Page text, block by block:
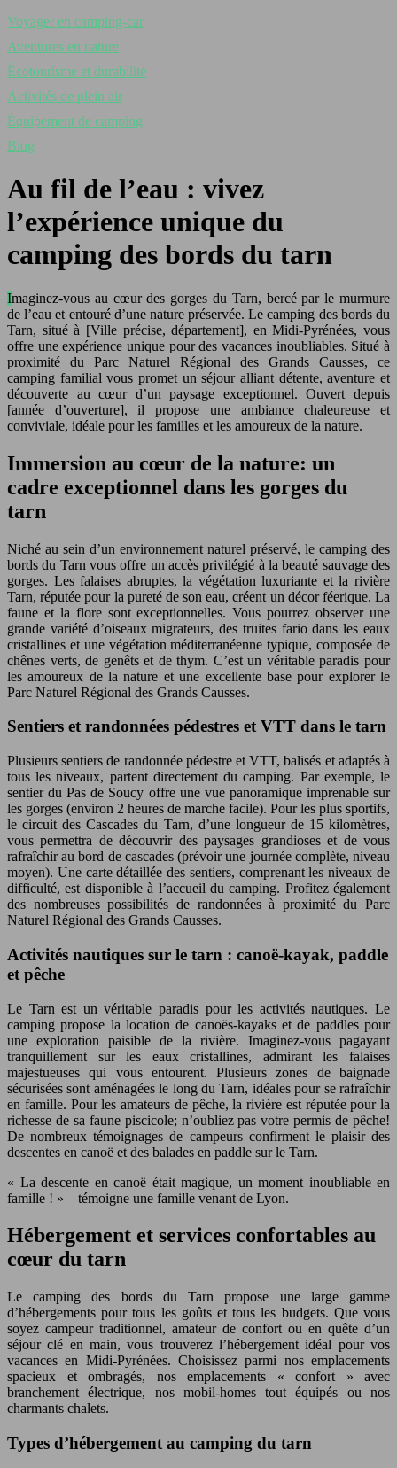
Voyager en camping-car
Aventures en nature
Écotourisme et durabilité
Activités de plein air
Équipement de camping
Blog
Au fil de l’eau : vivez
l’expérience unique du
camping des bords du tarn
Imaginez-vous au cœur des gorges du Tarn, bercé par le murmure
de l’eau et entouré d’une nature préservée. Le camping des bords du
Tarn, situé à [Ville précise, département], en Midi-Pyrénées, vous
offre une expérience unique pour des vacances inoubliables. Situé à
proximité du Parc Naturel Régional des Grands Causses, ce
camping familial vous promet un séjour alliant détente, aventure et
découverte au cœur d’un paysage exceptionnel. Ouvert depuis
[année d’ouverture], il propose une ambiance chaleureuse et
conviviale, idéale pour les familles et les amoureux de la nature.
Immersion au cœur de la nature: un
cadre exceptionnel dans les gorges du
tarn
Niché au sein d’un environnement naturel préservé, le camping des
bords du Tarn vous offre un accès privilégié à la beauté sauvage des
gorges. Les falaises abruptes, la végétation luxuriante et la rivière
Tarn, réputée pour la pureté de son eau, créent un décor féerique. La
faune et la flore sont exceptionnelles. Vous pourrez observer une
grande variété d’oiseaux migrateurs, des truites fario dans les eaux
cristallines et une végétation méditerranéenne typique, composée de
chênes verts, de genêts et de thym. C’est un véritable paradis pour
les amoureux de la nature et une excellente base pour explorer le
Parc Naturel Régional des Grands Causses.
Sentiers et randonnées pédestres et VTT dans le tarn
Plusieurs sentiers de randonnée pédestre et VTT, balisés et adaptés à
tous les niveaux, partent directement du camping. Par exemple, le
sentier du Pas de Soucy offre une vue panoramique imprenable sur
les gorges (environ 2 heures de marche facile). Pour les plus sportifs,
le circuit des Cascades du Tarn, d’une longueur de 15 kilomètres,
vous permettra de découvrir des paysages grandioses et de vous
rafraîchir au bord de cascades (prévoir une journée complète, niveau
moyen). Une carte détaillée des sentiers, comprenant les niveaux de
difficulté, est disponible à l’accueil du camping. Profitez également
des nombreuses possibilités de randonnées à proximité du Parc
Naturel Régional des Grands Causses.
Activités nautiques sur le tarn : canoë-kayak, paddle
et pêche
Le Tarn est un véritable paradis pour les activités nautiques. Le
camping propose la location de canoës-kayaks et de paddles pour
une exploration paisible de la rivière. Imaginez-vous pagayant
tranquillement sur les eaux cristallines, admirant les falaises
majestueuses qui vous entourent. Plusieurs zones de baignade
sécurisées sont aménagées le long du Tarn, idéales pour se rafraîchir
en famille. Pour les amateurs de pêche, la rivière est réputée pour la
richesse de sa faune piscicole; n’oubliez pas votre permis de pêche!
De nombreux témoignages de campeurs confirment le plaisir des
descentes en canoë et des balades en paddle sur le Tarn.
« La descente en canoë était magique, un moment inoubliable en
famille ! » – témoigne une famille venant de Lyon.
Hébergement et services confortables au
cœur du tarn
Le camping des bords du Tarn propose une large gamme
d’hébergements pour tous les goûts et tous les budgets. Que vous
soyez campeur traditionnel, amateur de confort ou en quête d’un
séjour clé en main, vous trouverez l’hébergement idéal pour vos
vacances en Midi-Pyrénées. Choisissez parmi nos emplacements
spacieux et ombragés, nos emplacements « confort » avec
branchement électrique, nos mobil-homes tout équipés ou nos
charmants chalets.
Types d’hébergement au camping du tarn